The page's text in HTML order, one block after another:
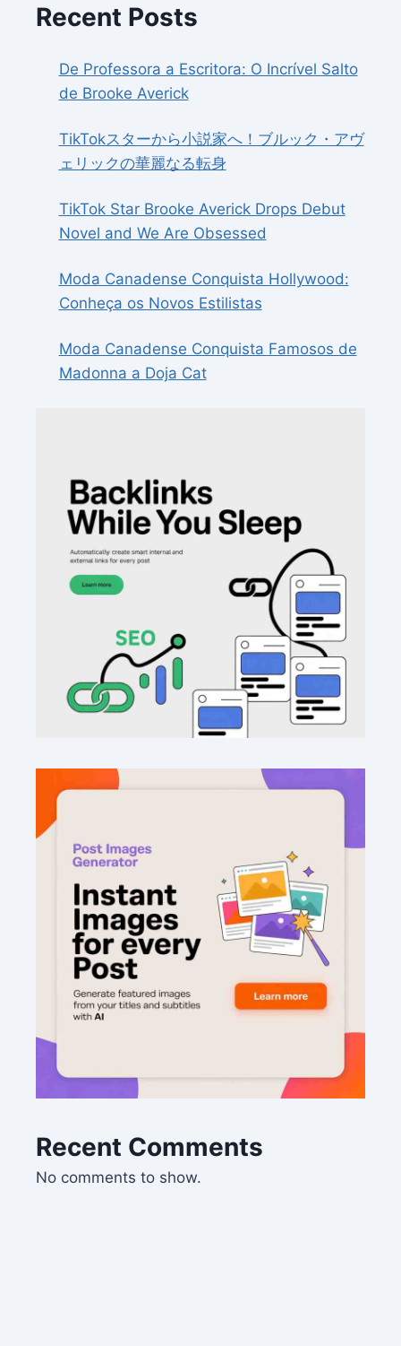
Recent Posts
De Professora a Escritora: O Incrível Salto
de Brooke Averick
TikTokスターから小説家へ！ブルック・アヴ
ェリックの華麗なる転身
TikTok Star Brooke Averick Drops Debut
Novel and We Are Obsessed
Moda Canadense Conquista Hollywood:
Conheça os Novos Estilistas
Moda Canadense Conquista Famosos de
Madonna a Doja Cat
Recent Comments
No comments to show.